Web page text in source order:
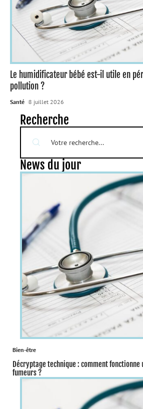
Le humidificateur bébé est-il utile en
pollution ?
Santé 8 juillet 2026
Recherche
News du jour
Bien-être
Décryptage technique : comment
fumeurs ?